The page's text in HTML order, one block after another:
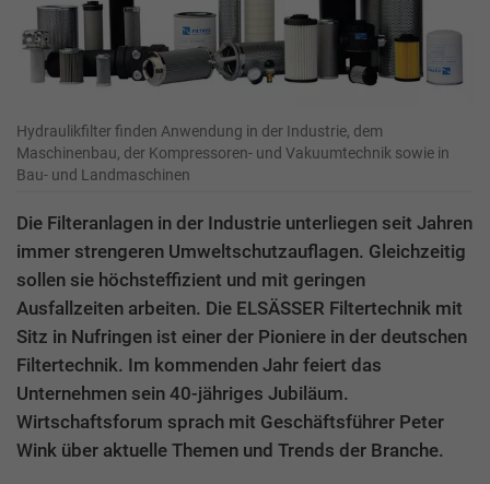
Hydraulikfilter finden Anwendung in der Industrie, dem
Maschinenbau, der Kompressoren- und Vakuumtechnik sowie in
Bau- und Landmaschinen
Die Filteranlagen in der Industrie unterliegen seit Jahren
immer strengeren Umweltschutzauflagen. Gleichzeitig
sollen sie höchsteffizient und mit geringen
Ausfallzeiten arbeiten. Die ELSÄSSER Filtertechnik mit
Sitz in Nufringen ist einer der Pioniere in der deutschen
Filtertechnik. Im kommenden Jahr feiert das
Unternehmen sein 40-jähriges Jubiläum.
Wirtschaftsforum sprach mit Geschäftsführer Peter
Wink über aktuelle Themen und Trends der Branche.